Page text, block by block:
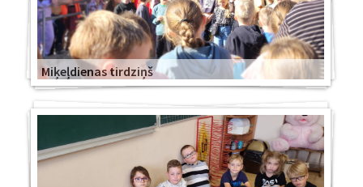
Miķeļdienas tirdziņš